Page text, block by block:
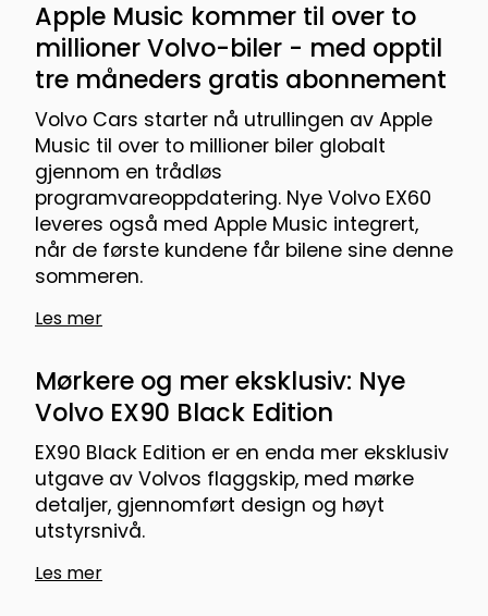
Apple Music kommer til over to
millioner Volvo-biler - med opptil
tre måneders gratis abonnement
Volvo Cars starter nå utrullingen av Apple
Music til over to millioner biler globalt
gjennom en trådløs
programvareoppdatering. Nye Volvo EX60
leveres også med Apple Music integrert,
når de første kundene får bilene sine denne
sommeren.
Les mer
Mørkere og mer eksklusiv: Nye
Volvo EX90 Black Edition
EX90 Black Edition er en enda mer eksklusiv
utgave av Volvos flaggskip, med mørke
detaljer, gjennomført design og høyt
utstyrsnivå.
Les mer